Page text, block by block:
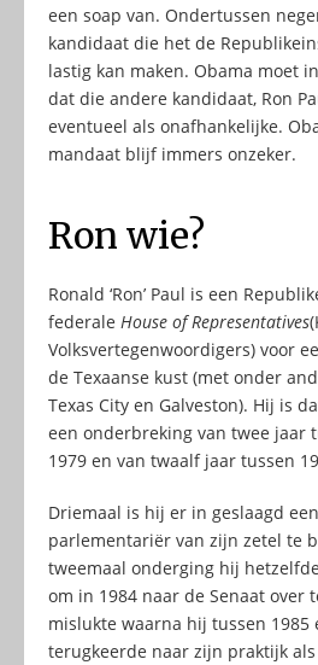
een soap van. Ondertussen
kandidaat die het de
lastig kan maken. Obama moet
dat die andere kandidaat, Ron
eventueel als onafhankelijke.
mandaat blijf immers onzeker.
Ron wie?
Ronald ‘Ron’ Paul is een
federale House of Representatives
Volksvertegenwoordigers) voor
de Texaanse kust (met onder
Texas City en Galveston). Hij is
een onderbreking van twee jaar
1979 en van twaalf jaar tussen
Driemaal is hij er in geslaagd
parlementariër van zijn zetel te
tweemaal onderging hij
om in 1984 naar de Senaat over
mislukte waarna hij tussen 1985
terugkeerde naar zijn praktijk als